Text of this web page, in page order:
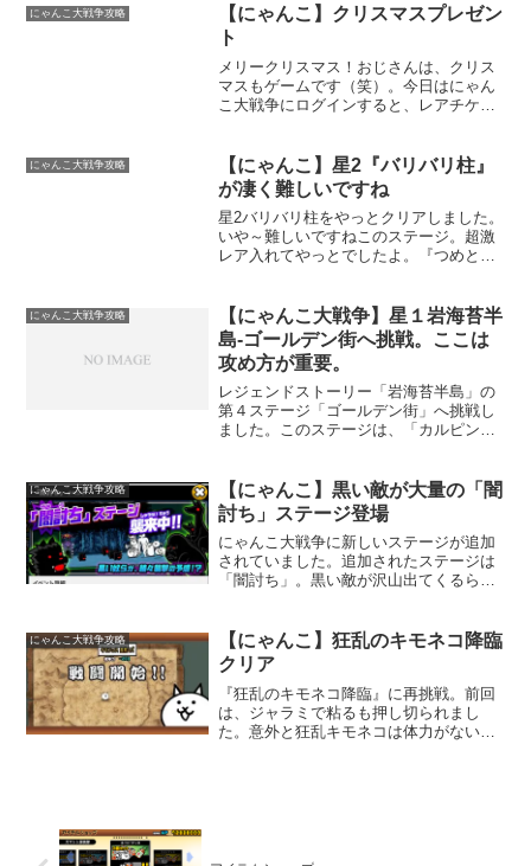
（笑）。このステージは、私の腕前では
アイテムを使わないとクリア...
にゃんこ大戦争攻略
【にゃんこ】クリスマスプレゼン
ト
メリークリスマス！おじさんは、クリス
マスもゲームです（笑）。今日はにゃん
こ大戦争にログインすると、レアチケッ
でした。『ねこ僧侶』は持っていないと
思ったら、進化後の『ねこ...
にゃんこ大戦争攻略
【にゃんこ】星2『バリバリ柱』
が凄く難しいですね
星2バリバリ柱をやっとクリアしました。
いや～難しいですねこのステージ。超激
レア入れてやっとでしたよ。『つめとぎ
役沢山。『赤羅我王』以外にも浮いてい
る敵がいるので浮いて...
にゃんこ大戦争攻略
【にゃんこ大戦争】星１岩海苔半
島-ゴールデン街へ挑戦。ここは
攻め方が重要。
レジェンドストーリー「岩海苔半島」の
第４ステージ「ゴールデン街」へ挑戦し
ました。このステージは、「カルピンチ
から倒して行きます。お金に全然余裕が
ないので、ネコボンを使...
にゃんこ大戦争攻略
【にゃんこ】黒い敵が大量の「闇
討ち」ステージ登場
にゃんこ大戦争に新しいステージが追加
されていました。追加されたステージは
「闇討ち」。黒い敵が沢山出てくるらし
は、ステージを早くクリアするほど報酬
が良くなります。最初のステ...
にゃんこ大戦争攻略
【にゃんこ】狂乱のキモネコ降臨
クリア
『狂乱のキモネコ降臨』に再挑戦。前回
は、ジャラミで粘るも押し切られまし
た。意外と狂乱キモネコは体力がない感